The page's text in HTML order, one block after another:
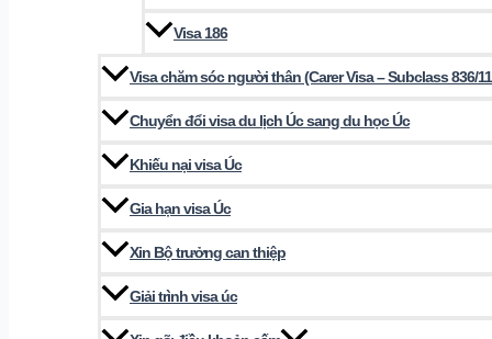
Visa 186
Visa chăm sóc người thân (Carer Visa – Subclass 836/
Chuyển đổi visa du lịch Úc sang du học Úc
Khiếu nại visa Úc
Gia hạn visa Úc
Xin Bộ trưởng can thiệp
Giải trình visa úc